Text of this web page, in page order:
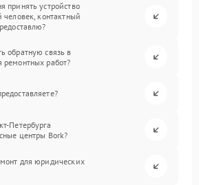
принять устройство
человек, контактный
обратную связь в
ремонтных работ?
Петербурга
центры Bork?
для юридических